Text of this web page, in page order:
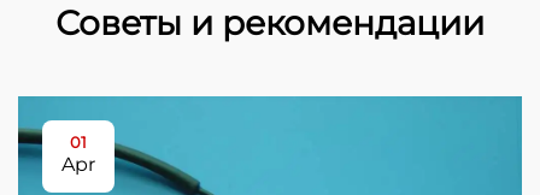
Советы и рекомендации
01
Apr